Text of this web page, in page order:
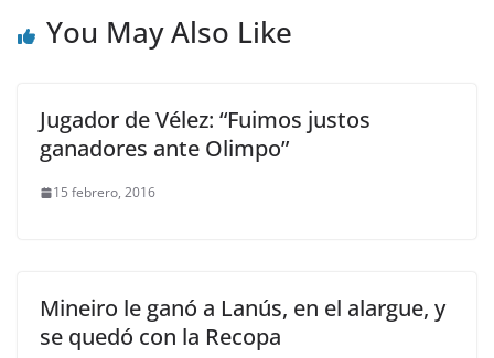
You May Also Like
Jugador de Vélez: “Fuimos justos
ganadores ante Olimpo”
15 febrero, 2016
Mineiro le ganó a Lanús, en el alargue, y
se quedó con la Recopa